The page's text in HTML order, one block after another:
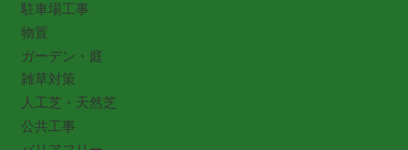
駐車場工事
物置
ガーデン・庭
雑草対策
人工芝・天然芝
公共工事